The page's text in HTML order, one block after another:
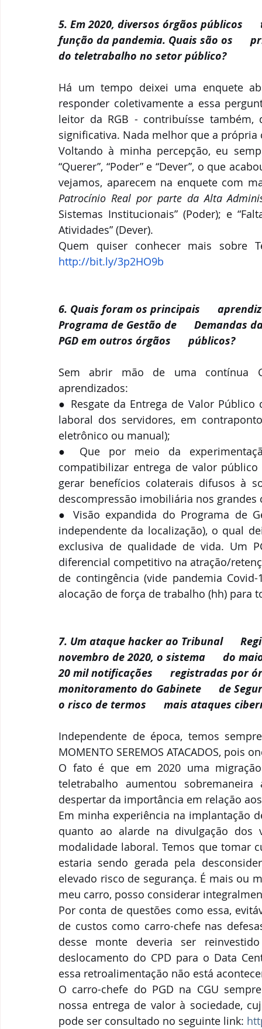
5. Em 2020, diversos órgãos públicos
função da pandemia. Quais são os
do teletrabalho no setor público?
Há um tempo deixei uma enquete
responder coletivamente a essa
leitor da RGB - contribuísse
significativa. Nada melhor que a
Voltando à minha percepção, eu
“Querer”, “Poder” e “Dever”, o que
vejamos, aparecem na enquete com
Patrocínio Real por parte da Alta
Sistemas Institucionais” (Poder); e
Atividades” (Dever).
http://bit.ly/3p2HO9b
6. Quais foram os principais
Programa de Gestão de      Demandas
PGD em outros órgãos      públicos?
Sem abrir mão de uma contínua
aprendizados:
● Resgate da Entrega de Valor
laboral dos servidores, em
eletrônico ou manual);
● Que por meio da
compatibilizar entrega de valor
gerar benefícios colaterais difusos à
descompressão imobiliária nos grandes
● Visão expandida do Programa de
independente da localização), o qual
exclusiva de qualidade de vida. Um
diferencial competitivo na atração/
de contingência (vide pandemia
alocação de força de trabalho (hh) para
7. Um ataque hacker ao Tribunal
novembro de 2020, o sistema      do
20 mil notificações      registradas por
monitoramento do Gabinete      de
o risco de termos      mais ataques
Independente de época, temos
MOMENTO SEREMOS ATACADOS,
O fato é que em 2020 uma
teletrabalho aumentou
despertar da importância em relação
Em minha experiência na implantação
quanto ao alarde na divulgação dos
modalidade laboral. Temos que tomar
estaria sendo gerada pela
elevado risco de segurança. É mais ou
meu carro, posso considerar
Por conta de questões como essa,
de custos como carro-chefe nas
desse monte deveria ser
deslocamento do CPD para o Data
essa retroalimentação não está
O carro-chefe do PGD na CGU
nossa entrega de valor à sociedade,
pode ser consultado no seguinte link: